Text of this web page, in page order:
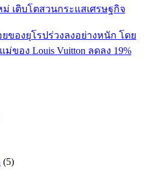
เติบโตสวนกระแสเศรษฐกิจ
ของยุโรปร่วงลงอย่างหนัก โดย
ของ Louis Vuitton ลดลง 19%
(5)